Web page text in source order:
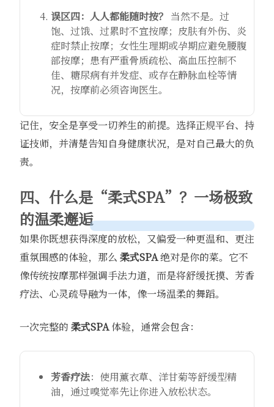
误区四：人人都能随时按？ 当然不是。过
饱、过饿、过累时不宜按摩；皮肤有外伤、炎
症时禁止按摩；女性生理期或孕期应避免腰腹
部按摩；患有严重骨质疏松、高血压控制不
佳、糖尿病有并发症、或存在静脉血栓等情
况，按摩前必须咨询医生。
记住，安全是享受一切养生的前提。选择正规平台、持
证技师，并清楚告知自身健康状况，是对自己最大的负
责。
四、什么是“柔式SPA”？一场极致
的温柔邂逅
如果你既想获得深度的放松，又偏爱一种更温和、更注
重氛围感的体验，那么 柔式SPA绝对是你的菜。它不
像传统按摩那样强调手法力道，而是将舒缓抚摸、芳香
疗法、心灵疏导融为一体，像一场温柔的舞蹈。
一次完整的 柔式SPA体验，通常会包含：
芳香疗法：使用薰衣草、洋甘菊等舒缓型精
油，通过嗅觉率先让你进入放松状态。